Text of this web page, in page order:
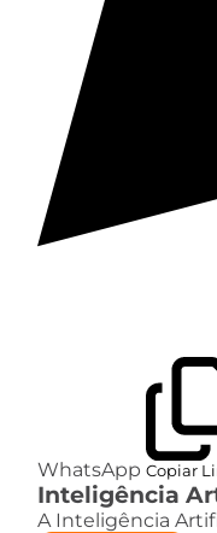
WhatsApp Copiar
Inteligência
A Inteligência